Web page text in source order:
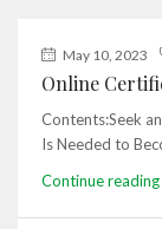
May 10, 2023
Online
Contents:Seek
Is Needed to
Continue reading